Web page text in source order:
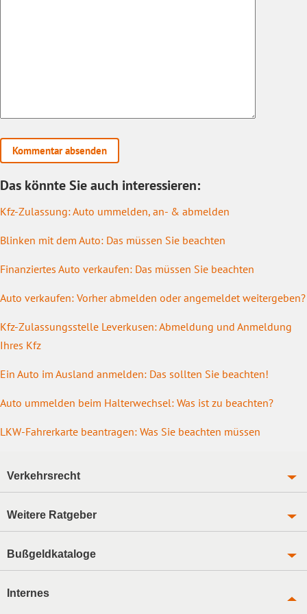
Das könnte Sie auch interessieren:
Kfz-Zulassung: Auto ummelden, an- & abmelden
Blinken mit dem Auto: Das müssen Sie beachten
Finanziertes Auto verkaufen: Das müssen Sie beachten
Auto verkaufen: Vorher abmelden oder angemeldet weitergeben?
Kfz-Zulassungsstelle Leverkusen: Abmeldung und Anmeldung
Ihres Kfz
Ein Auto im Ausland anmelden: Das sollten Sie beachten!
Auto ummelden beim Halterwechsel: Was ist zu beachten?
LKW-Fahrerkarte beantragen: Was Sie beachten müssen
Verkehrsrecht
Weitere Ratgeber
Bußgeldkataloge
Internes